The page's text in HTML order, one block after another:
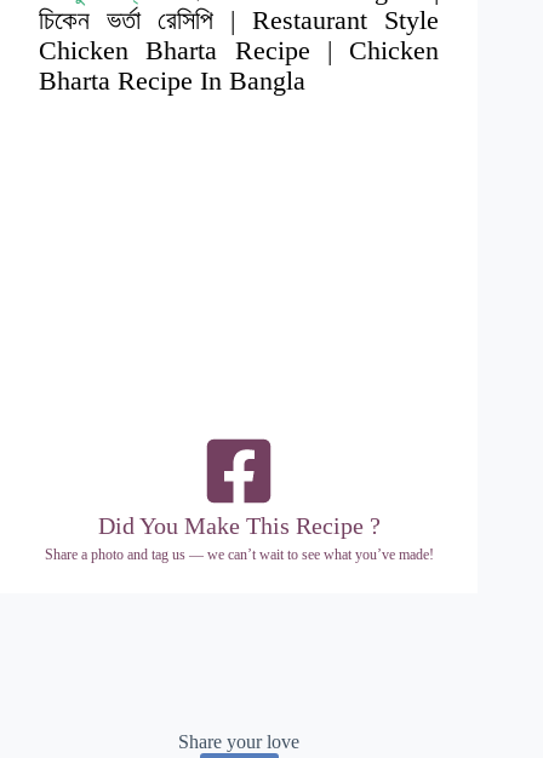
চিকেন ভর্তা রেসিপি | Restaurant Style
Chicken Bharta Recipe | Chicken
Bharta Recipe In Bangla
Did You Make This Recipe ?
Share a photo and tag us — we can’t wait to see what you’ve made!
Share your love